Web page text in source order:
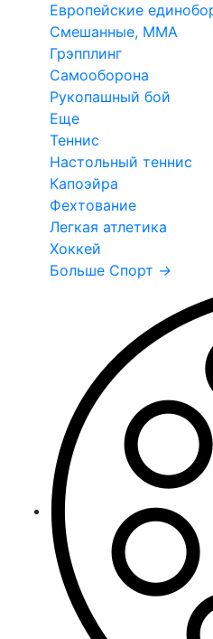
Европейские
Смешанные, ММА
Грэпплинг
Самооборона
Рукопашный бой
Еще
Теннис
Настольный теннис
Капоэйра
Фехтование
Легкая атлетика
Хоккей
Больше Спорт →